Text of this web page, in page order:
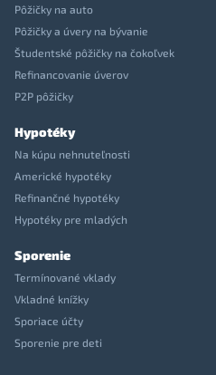
Pôžičky na auto
Pôžičky a úvery na bývanie
Študentské pôžičky na čokoľvek
Refinancovanie úverov
P2P pôžičky
Hypotéky
Na kúpu nehnuteľnosti
Americké hypotéky
Refinančné hypotéky
Hypotéky pre mladých
Sporenie
Termínované vklady
Vkladné knížky
Sporiace účty
Sporenie pre deti